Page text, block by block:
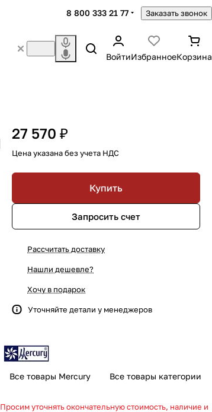
8 800 333 21 77 Заказать звонок
ВойтиИзбранноеКорзина
27 570 ₽
Цена указана без учета НДС
Купить
Запросить счет
Рассчитать доставку
Нашли дешевле?
Хочу в подарок
Уточняйте детали у менеджеров
Все товары Mercury Все товары категории
Просим уточнять окончательную стоимость, наличие и